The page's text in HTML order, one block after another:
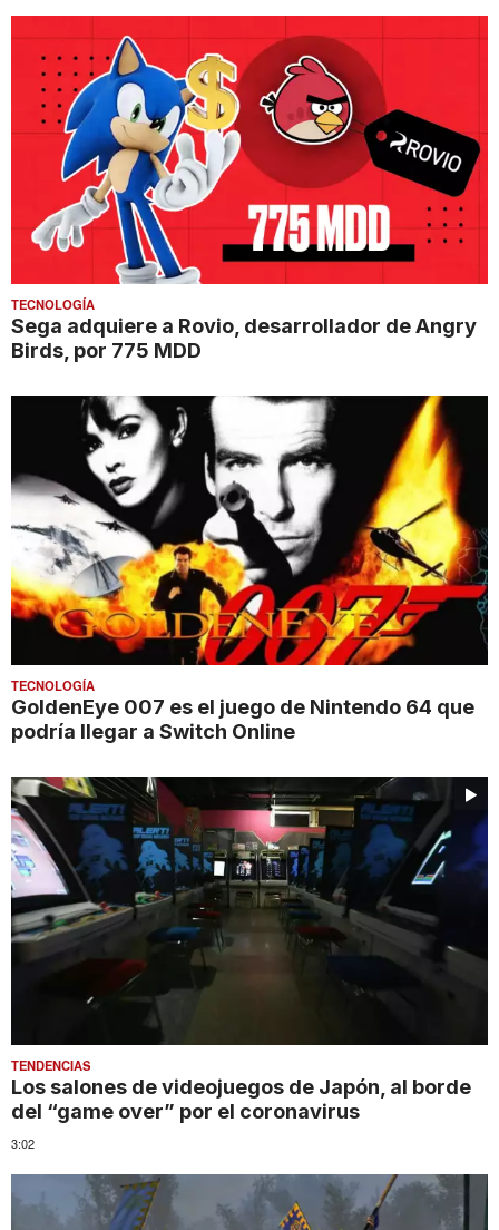
TECNOLOGÍA
Sega adquiere a Rovio, desarrollador de Angry
Birds, por 775 MDD
TECNOLOGÍA
GoldenEye 007 es el juego de Nintendo 64 que
podría llegar a Switch Online
TENDENCIAS
Los salones de videojuegos de Japón, al borde
del “game over” por el coronavirus
3:02